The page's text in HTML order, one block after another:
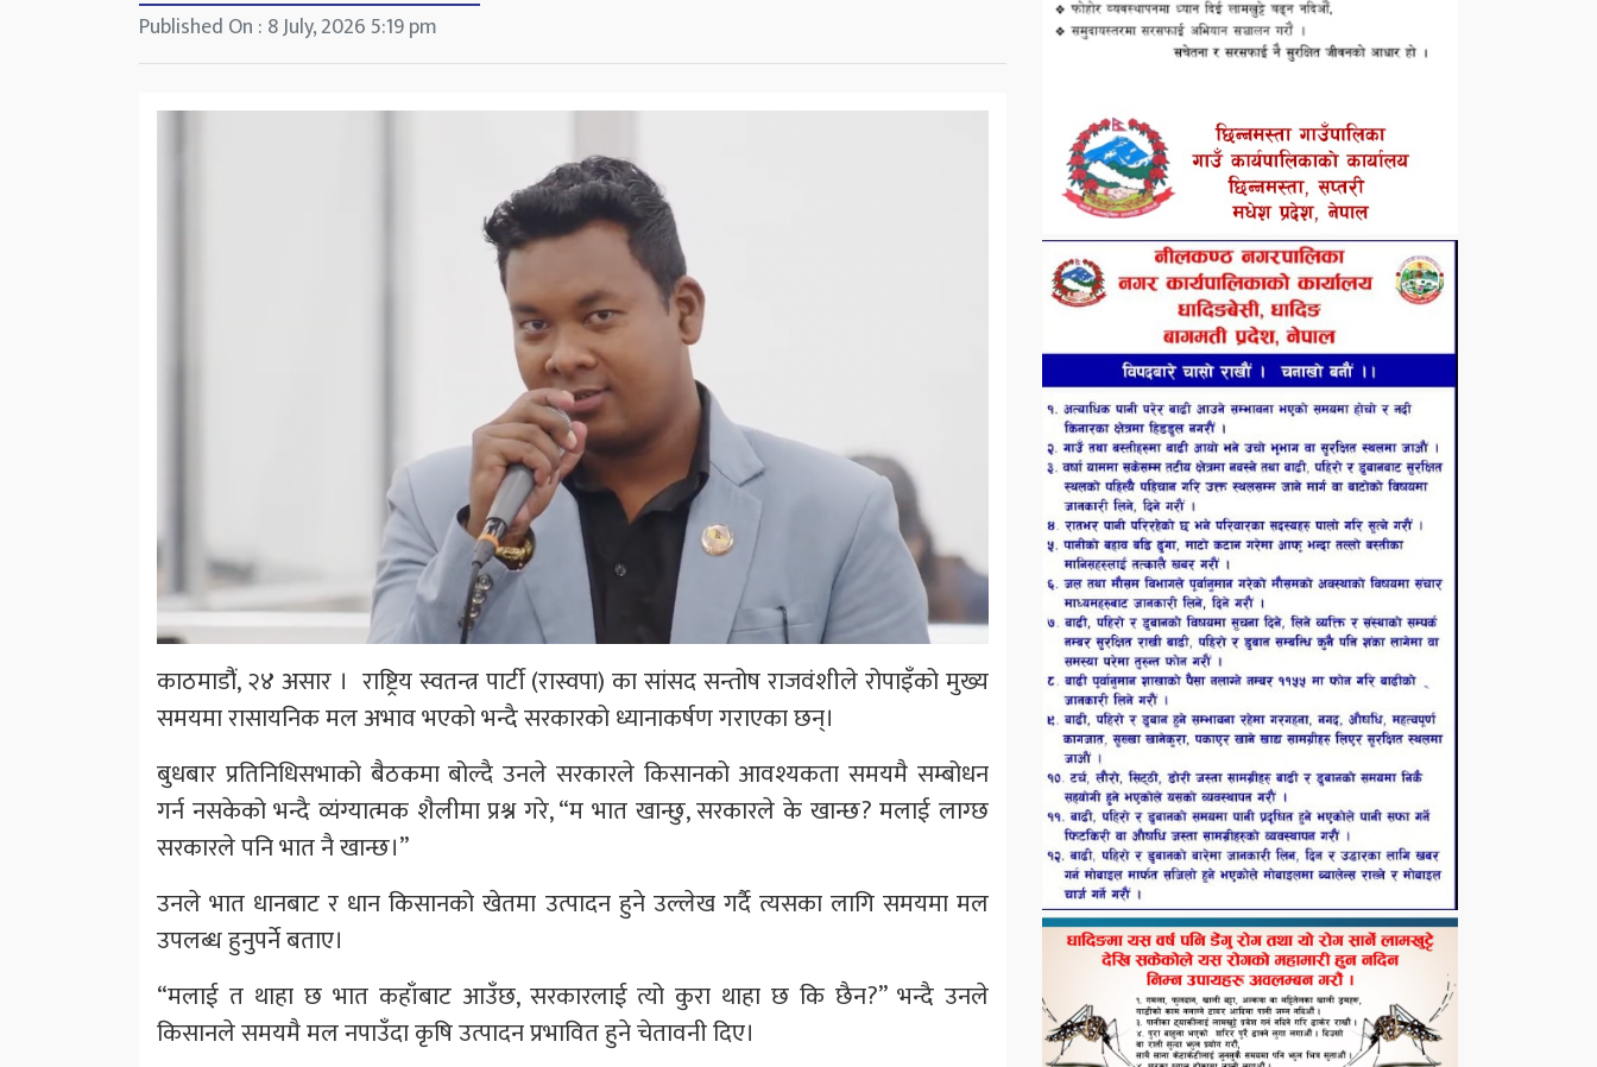
Published On : 8 July, 2026 5:19 pm
काठमाडौंं, २४ असार । राष्ट्रिय स्वतन्त्र पार्टी (रास्वपा) का सांसद सन्तोष राजवंशीले रोपाइँको मुख्य
समयमा रासायनिक मल अभाव भएको भन्दै सरकारको ध्यानाकर्षण गराएका छन्।
बुधबार प्रतिनिधिसभाको बैठकमा बोल्दै उनले सरकारले किसानको आवश्यकता समयमै सम्बोधन
गर्न नसकेको भन्दै व्यंग्यात्मक शैलीमा प्रश्न गरे, “म भात खान्छु, सरकारले के खान्छ? मलाई लाग्छ
सरकारले पनि भात नै खान्छ।”
उनले भात धानबाट र धान किसानको खेतमा उत्पादन हुने उल्लेख गर्दै त्यसका लागि समयमा मल
उपलब्ध हुनुपर्ने बताए।
“मलाई त थाहा छ भात कहाँबाट आउँछ, सरकारलाई त्यो कुरा थाहा छ कि छैन?” भन्दै उनले
किसानले समयमै मल नपाउँदा कृषि उत्पादन प्रभावित हुने चेतावनी दिए।